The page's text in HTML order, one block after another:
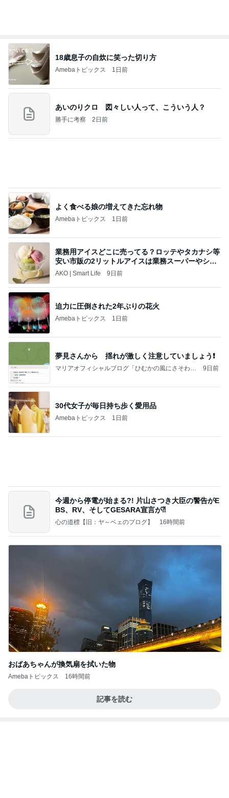
18歳息子の自炊に笑った切り方
Amebaトピックス 1日前
あいのりクロ 図々しい人って、こういう人？
勝手に考察 2日前
よく食べる娘の増えてきた忘れ物
Amebaトピックス 1日前
業務用アイスどこに売ってる？ロッテやタカナシ等
安い市販の2リットルアイスは業務スーパーやシャ
トレ
AKO | Smart Life 9日前
迫力に圧倒された2年ぶりの花火
Amebaトピックス 1日前
夢見さんから 揺れが激しく注意していましょう❗️
マリアオフィシャルブログ「ひむかの風にさそわれ
9日前
30代女子が毎日持ち歩く愛用品
Amebaトピックス 1日前
今週から停電が始まる?! 片山さつき大臣の警告がE
BS、RV、そしてGESARA宣言が⁈
心の道標【旧：ヤ～ベェのブログ】 16時間前
おばあちゃんが換気扇を拭いた物
Amebaトピックス 16時間前
記事を読む